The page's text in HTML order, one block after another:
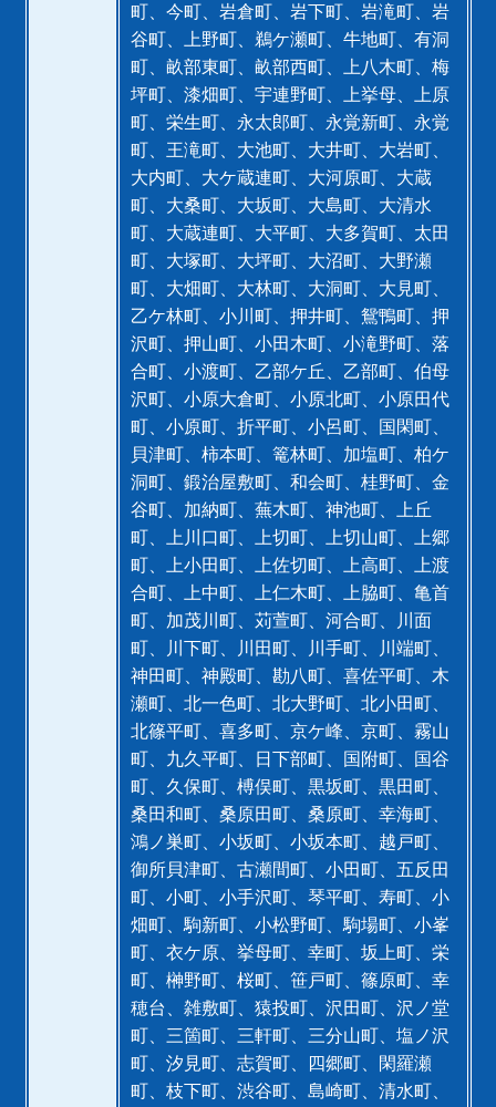
町、今町、岩倉町、岩下町、岩滝町、岩
谷町、上野町、鵜ケ瀬町、牛地町、有洞
町、畝部東町、畝部西町、上八木町、梅
坪町、漆畑町、宇連野町、上挙母、上原
町、栄生町、永太郎町、永覚新町、永覚
町、王滝町、大池町、大井町、大岩町、
大内町、大ケ蔵連町、大河原町、大蔵
町、大桑町、大坂町、大島町、大清水
町、大蔵連町、大平町、大多賀町、太田
町、大塚町、大坪町、大沼町、大野瀬
町、大畑町、大林町、大洞町、大見町、
乙ケ林町、小川町、押井町、鴛鴨町、押
沢町、押山町、小田木町、小滝野町、落
合町、小渡町、乙部ケ丘、乙部町、伯母
沢町、小原大倉町、小原北町、小原田代
町、小原町、折平町、小呂町、国閑町、
貝津町、柿本町、篭林町、加塩町、柏ケ
洞町、鍛治屋敷町、和会町、桂野町、金
谷町、加納町、蕪木町、神池町、上丘
町、上川口町、上切町、上切山町、上郷
町、上小田町、上佐切町、上高町、上渡
合町、上中町、上仁木町、上脇町、亀首
町、加茂川町、苅萱町、河合町、川面
町、川下町、川田町、川手町、川端町、
神田町、神殿町、勘八町、喜佐平町、木
瀬町、北一色町、北大野町、北小田町、
北篠平町、喜多町、京ケ峰、京町、霧山
町、九久平町、日下部町、国附町、国谷
町、久保町、榑俣町、黒坂町、黒田町、
桑田和町、桑原田町、桑原町、幸海町、
鴻ノ巣町、小坂町、小坂本町、越戸町、
御所貝津町、古瀬間町、小田町、五反田
町、小町、小手沢町、琴平町、寿町、小
畑町、駒新町、小松野町、駒場町、小峯
町、衣ケ原、挙母町、幸町、坂上町、栄
町、榊野町、桜町、笹戸町、篠原町、幸
穂台、雑敷町、猿投町、沢田町、沢ノ堂
町、三箇町、三軒町、三分山町、塩ノ沢
町、汐見町、志賀町、四郷町、閑羅瀬
町、枝下町、渋谷町、島崎町、清水町、